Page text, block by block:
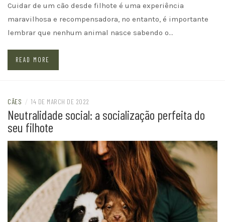
Cuidar de um cão desde filhote é uma experiência
maravilhosa e recompensadora, no entanto, é importante
lembrar que nenhum animal nasce sabendo o…
READ MORE
CÃES / 14 DE MARCH DE 2022
Neutralidade social: a socialização perfeita do
seu filhote